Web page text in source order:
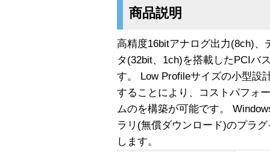
商品説明
高精度16bitアナログ出力(8ch)、
タ(32bit、1ch)を搭載したPCIバ
す。 Low Profileサイズの小型設
することにより、コストパフォ
ムのを構築が可能です。
ラリ(無償ダウンロード)のプラ
します。